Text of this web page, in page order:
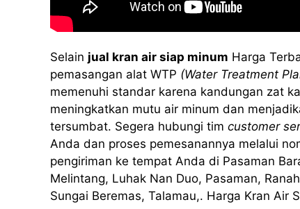
Selain jual kran air siap minum Harga
pemasangan alat WTP (Water Treatment
memenuhi standar karena kandungan zat
meningkatkan mutu air minum dan
tersumbat. Segera hubungi tim customer
Anda dan proses pemesanannya melalui
pengiriman ke tempat Anda di Pasaman
Melintang, Luhak Nan Duo, Pasaman,
Sungai Beremas, Talamau,. Harga Kran Air